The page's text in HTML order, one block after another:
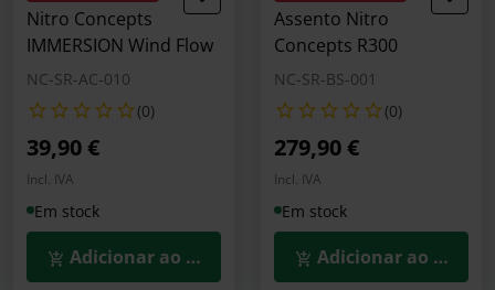
Nitro Concepts
IMMERSION Wind Flow
NC-SR-AC-010
(0)
39,90 €
Incl. IVA
Em stock
Adicionar ao Carrinho
Assento Nitro
Concepts R300
NC-SR-BS-001
(0)
279,90 €
Incl. IVA
Em stock
Adicionar ao